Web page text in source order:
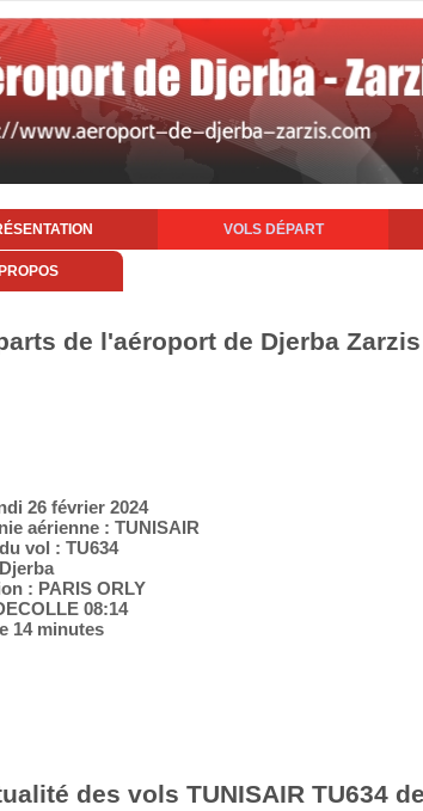
VOLS DÉPART
de l'aéroport de Djerba
26 février 2024
aérienne : TUNISAIR
vol : TU634
: PARIS ORLY
08:14
14 minutes
des vols TUNISAIR TU634